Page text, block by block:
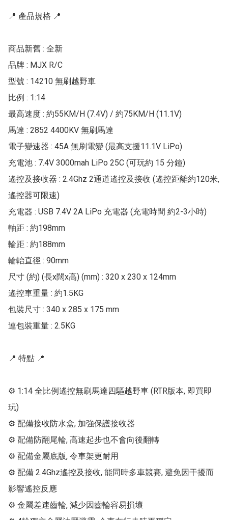
📍 產品規格 📍
商品新舊 : 全新
品牌 : MJX R/C
型號 : 14210 無刷越野車
比例 : 1:14
最高速度 : 約55KM/H (7.4V) / 約75KM/H (11.1V)
馬達 : 2852 4400KV 無刷馬達
電子變速器 : 45A 無刷電變 (最高支援11.1V LiPo)
充電池 : 7.4V 3000mah LiPo 25C (可玩約 15 分鐘)
遙控及接收器 : 2.4Ghz 2通道遙控及接收 (遙控距離約120米,
遙控器可限速)
充電器 : USB 7.4V 2A LiPo 充電器 (充電時間 約2-3小時)
軸距 : 約198mm
輪距 : 約188mm
輪軩直徑 : 90mm
尺寸 (約) (長x闊x高) (mm) : 320 x 230 x 124mm
遙控車重量 : 約1.5KG
包裝尺寸 : 340 x 285 x 175 mm
連包裝重量 : 2.5KG
📍 特點 📍
⚙ 1:14 全比例遙控無刷馬達四驅越野車 (RTR版本, 即買即
玩)
⚙ 配備接收防水盒, 加強保護接收器
⚙ 配備防翻尾輪, 高速起步也不會向後翻轉
⚙ 配備金屬底版, 令車架更耐用
⚙ 配備 2.4Ghz遙控及接收, 能同時多車競賽, 避免因干擾而
影響遙控反應
⚙ 金屬差速齒輪, 減少因齒輪容易損壞